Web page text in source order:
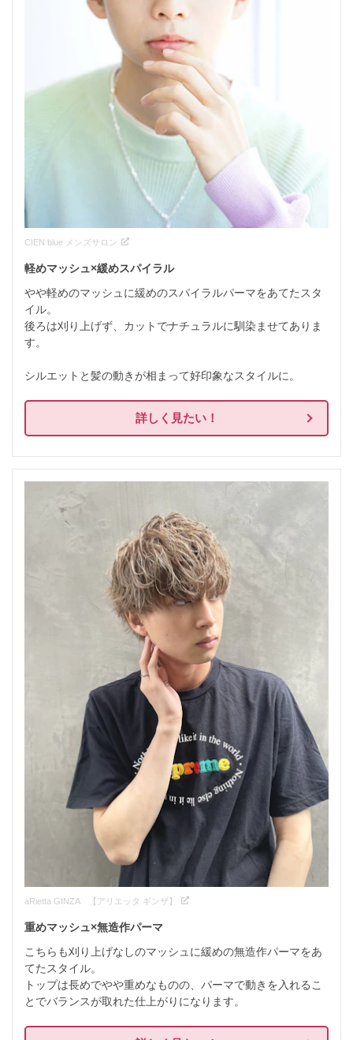
CIEN blue メンズサロン
軽めマッシュ×緩めスパイラル
やや軽めのマッシュに緩めのスパイラルパーマをあてたスタ
イル。
後ろは刈り上げず、カットでナチュラルに馴染ませてありま
す。
シルエットと髪の動きが相まって好印象なスタイルに。
詳しく見たい！
aRietta GINZA 【アリエッタ ギンザ】
重めマッシュ×無造作パーマ
こちらも刈り上げなしのマッシュに緩めの無造作パーマをあ
てたスタイル。
トップは長めでやや重めなものの、パーマで動きを入れるこ
とでバランスが取れた仕上がりになります。